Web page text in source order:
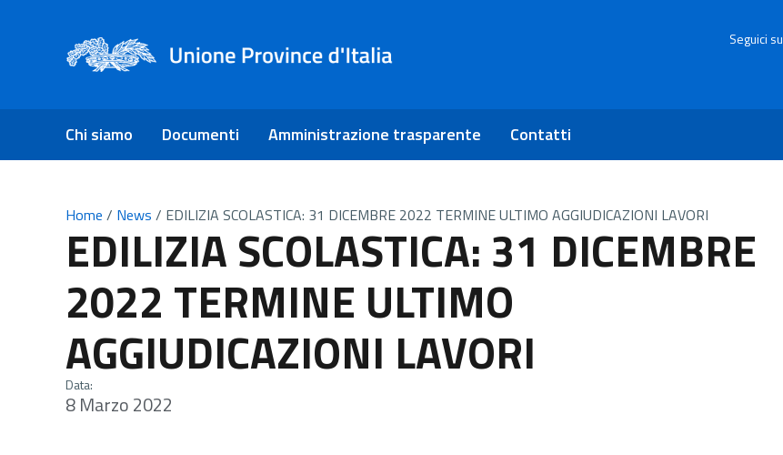
Seguici su
Chi siamo Documenti Amministrazione trasparente Contatti
Home / News / EDILIZIA SCOLASTICA: 31 DICEMBRE 2022 TERMINE ULTIMO AGGIUDICAZIONI LAVORI
EDILIZIA SCOLASTICA: 31 DICEMBRE
2022 TERMINE ULTIMO
AGGIUDICAZIONI LAVORI
Data:
8 Marzo 2022